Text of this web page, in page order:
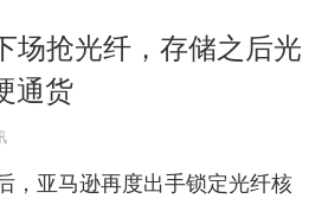
场抢光纤，存储之后光
通货
，亚马逊再度出手锁定光纤核